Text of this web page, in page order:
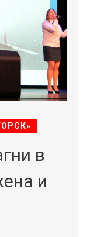
в
и